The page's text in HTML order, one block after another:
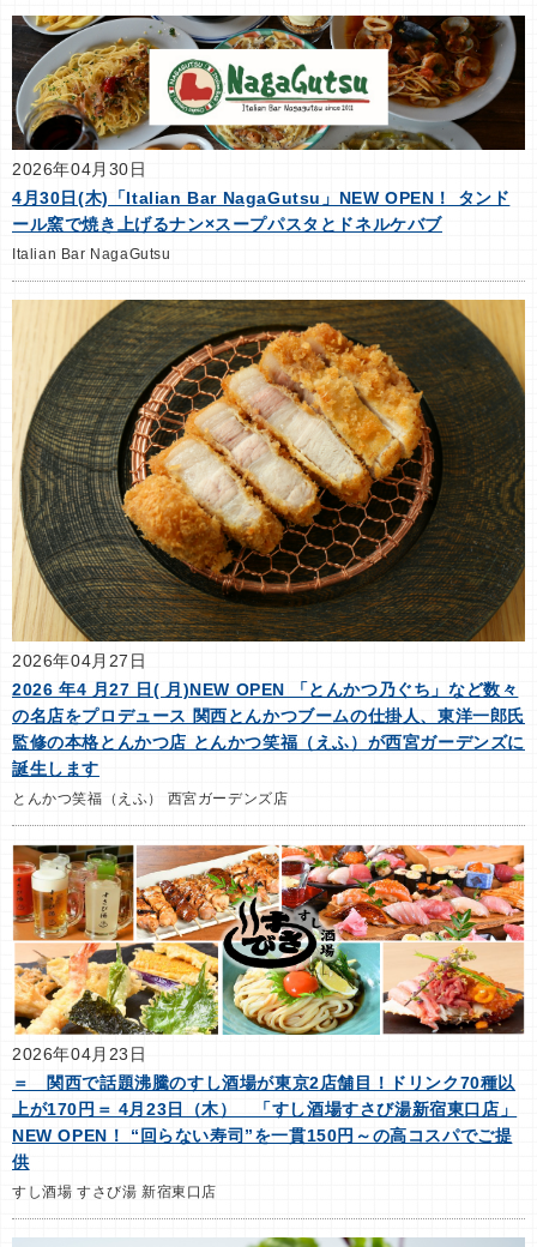
2026年04月30日
4月30日(木)「Italian Bar NagaGutsu」NEW OPEN！ タンド
ール窯で焼き上げるナン×スープパスタとドネルケバブ
Italian Bar NagaGutsu
2026年04月27日
2026 年4 月27 日( 月)NEW OPEN 「とんかつ乃ぐち」など数々
の名店をプロデュース 関西とんかつブームの仕掛人、東洋一郎氏
監修の本格とんかつ店 とんかつ笑福（えふ）が西宮ガーデンズに
誕生します
とんかつ笑福（えふ） 西宮ガーデンズ店
2026年04月23日
＝ 関西で話題沸騰のすし酒場が東京2店舗目！ドリンク70種以
上が170円＝ 4月23日（木） 「すし酒場すさび湯新宿東口店」
NEW OPEN！ “回らない寿司”を一貫150円～の高コスパでご提
供
すし酒場 すさび湯 新宿東口店